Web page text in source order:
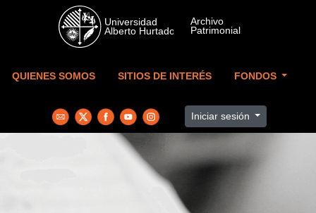
Skip to main content
QUIENES SOMOS SITIOS DE INTERÉS FONDOS
Iniciar sesión